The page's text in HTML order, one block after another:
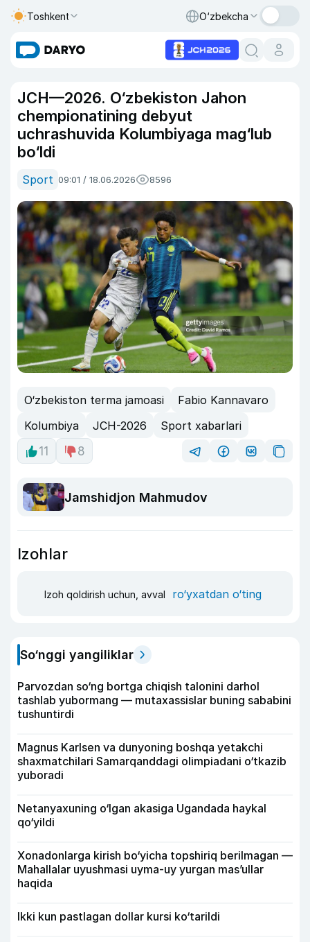
Toshkent O‘zbekcha
JCH—2026. O‘zbekiston Jahon
chempionatining debyut
uchrashuvida Kolumbiyaga mag‘lub
bo‘ldi
Sport 09:01 / 18.06.2026 8596
O‘zbekiston terma jamoasi
Fabio Kannavaro
Kolumbiya
JCH-2026
Sport xabarlari
11
8
Jamshidjon Mahmudov
Izohlar
Izoh qoldirish uchun, avval ro‘yxatdan o‘ting
So‘nggi yangiliklar
Parvozdan so‘ng bortga chiqish talonini darhol
tashlab yubormang — mutaxassislar buning sababini
tushuntirdi
Magnus Karlsen va dunyoning boshqa yetakchi
shaxmatchilari Samarqanddagi olimpiadani o‘tkazib
yuboradi
Netanyaxuning o‘lgan akasiga Ugandada haykal
qo‘yildi
Xonadonlarga kirish bo‘yicha topshiriq berilmagan —
Mahallalar uyushmasi uyma-uy yurgan mas’ullar
haqida
Ikki kun pastlagan dollar kursi ko‘tarildi